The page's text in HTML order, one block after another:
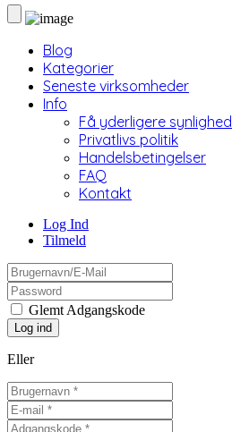
Blog
Kategorier
Seneste virksomheder
Info
Få yderligere synlighed
Privatlivs politik
Handelsbetingelser
FAQ
Kontakt
Log Ind
Tilmeld
Glemt Adgangskode
Eller